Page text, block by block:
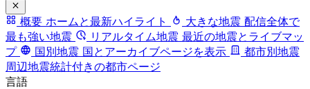
概要 ホームと最新ハイライト 大きな地震 配信全体で
最も強い地震
リアルタイム地震 最近の地震とライブマッ
プ
国別地震 国とアーカイブページを表示
都市別地震
周辺地震統計付きの都市ページ
言語